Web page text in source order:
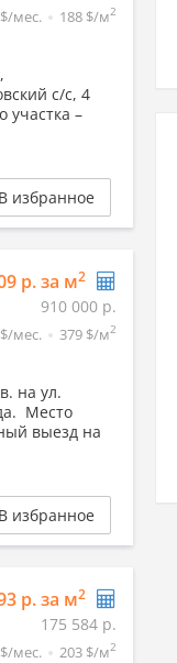
мес. 188 $/м2
с/с, 4
участка –
В избранное
р. за м2
910 000 р.
мес. 379 $/м2
на ул.
Место
выезд на
В избранное
р. за м2
175 584 р.
мес. 203 $/м2